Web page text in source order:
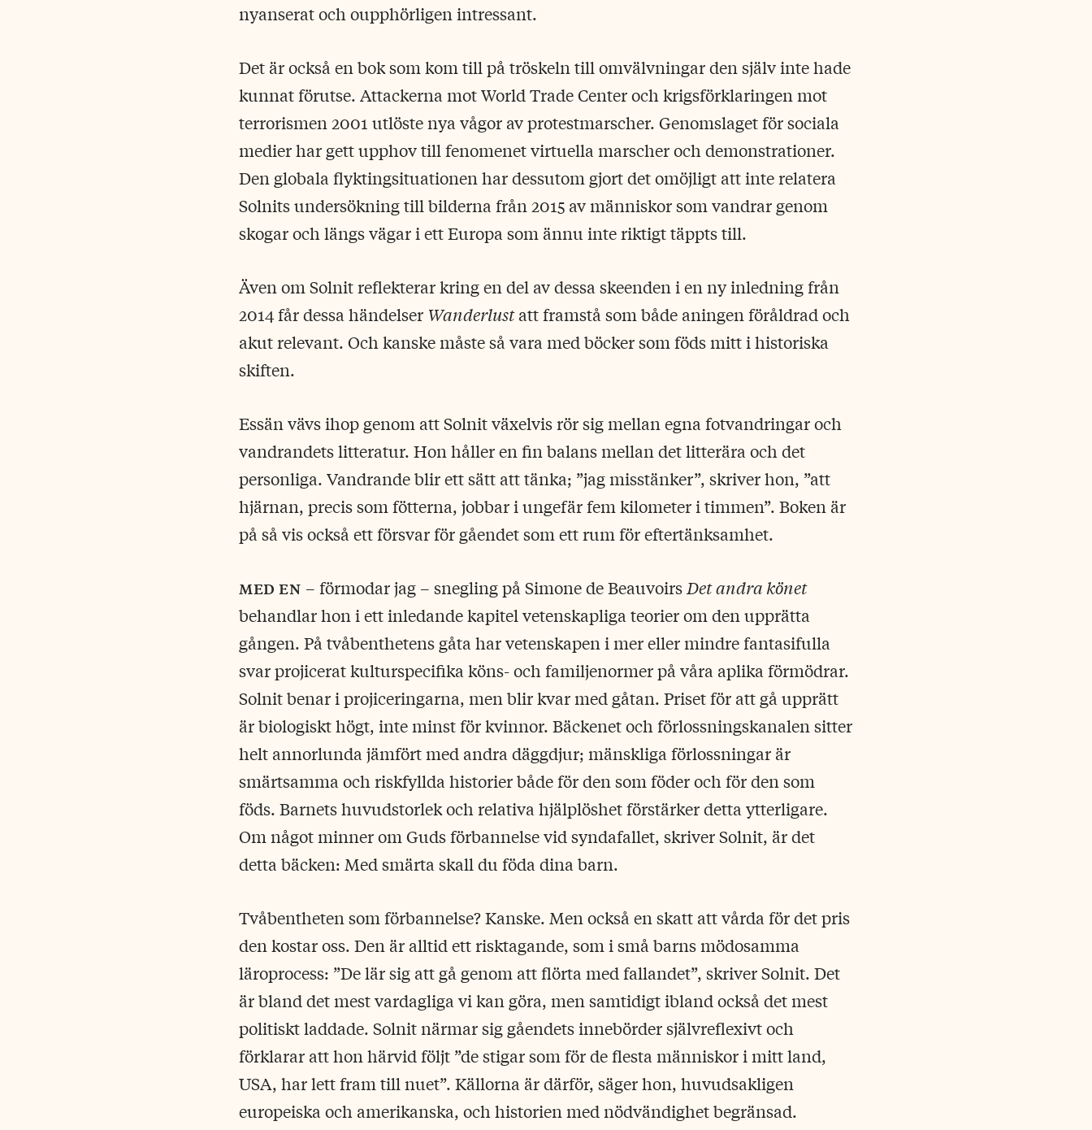
nyanserat och oupphörligen intressant.
Det är också en bok som kom till på tröskeln till omvälvningar den själv inte hade
kunnat förutse. Attackerna mot World Trade Center och krigsförklaringen mot
terrorismen 2001 utlöste nya vågor av protestmarscher. Genomslaget för sociala
medier har gett upphov till fenomenet virtuella marscher och demonstrationer.
Den globala flyktingsituationen har dessutom gjort det omöjligt att inte relatera
Solnits undersökning till bilderna från 2015 av människor som vandrar genom
skogar och längs vägar i ett Europa som ännu inte riktigt täppts till.
Även om Solnit reflekterar kring en del av dessa skeenden i en ny inledning från
2014 får dessa händelser Wanderlustatt framstå som både aningen föråldrad och
akut relevant. Och kanske måste så vara med böcker som föds mitt i historiska
skiften.
Essän vävs ihop genom att Solnit växelvis rör sig mellan egna fotvandringar och
vandrandets litteratur. Hon håller en fin balans mellan det litterära och det
personliga. Vandrande blir ett sätt att tänka; ”jag misstänker”, skriver hon, ”att
hjärnan, precis som fötterna, jobbar i ungefär fem kilometer i timmen”. Boken är
på så vis också ett försvar för gåendet som ett rum för eftertänksamhet.
med en – förmodar jag – snegling på Simone de Beauvoirs Det andra könet
behandlar hon i ett inledande kapitel vetenskapliga teorier om den upprätta
gången. På tvåbenthetens gåta har vetenskapen i mer eller mindre fantasifulla
svar projicerat kulturspecifika köns- och familjenormer på våra aplika förmödrar.
Solnit benar i projiceringarna, men blir kvar med gåtan. Priset för att gå upprätt
är biologiskt högt, inte minst för kvinnor. Bäckenet och förlossningskanalen sitter
helt annorlunda jämfört med andra däggdjur; mänskliga förlossningar är
smärtsamma och riskfyllda historier både för den som föder och för den som
föds. Barnets huvudstorlek och relativa hjälplöshet förstärker detta ytterligare.
Om något minner om Guds förbannelse vid syndafallet, skriver Solnit, är det
detta bäcken: Med smärta skall du föda dina barn.
Tvåbentheten som förbannelse? Kanske. Men också en skatt att vårda för det pris
den kostar oss. Den är alltid ett risktagande, som i små barns mödosamma
läroprocess: ”De lär sig att gå genom att flörta med fallandet”, skriver Solnit. Det
är bland det mest vardagliga vi kan göra, men samtidigt ibland också det mest
politiskt laddade. Solnit närmar sig gåendets innebörder självreflexivt och
förklarar att hon härvid följt ”de stigar som för de flesta människor i mitt land,
USA, har lett fram till nuet”. Källorna är därför, säger hon, huvudsakligen
europeiska och amerikanska, och historien med nödvändighet begränsad.